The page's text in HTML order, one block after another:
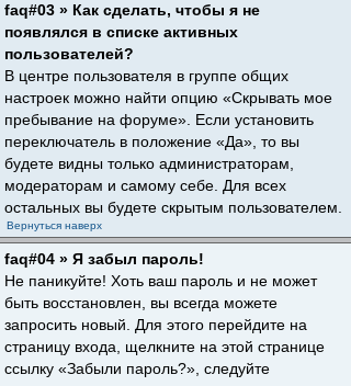
faq#03 » Как сделать, чтобы я не
появлялся в списке активных
пользователей?
В центре пользователя в группе общих
настроек можно найти опцию «Скрывать мое
пребывание на форуме». Если установить
переключатель в положение «Да», то вы
будете видны только администраторам,
модераторам и самому себе. Для всех
остальных вы будете скрытым пользователем.
Вернуться наверх
faq#04 » Я забыл пароль!
Не паникуйте! Хоть ваш пароль и не может
быть восстановлен, вы всегда можете
запросить новый. Для этого перейдите на
страницу входа, щелкните на этой странице
ссылку «Забыли пароль?», следуйте